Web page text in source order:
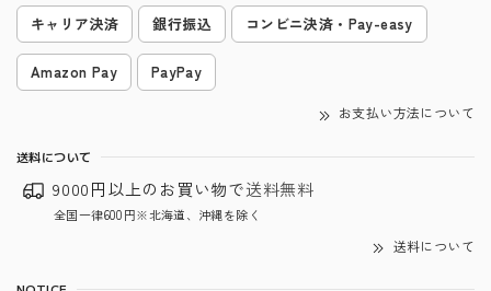
キャリア決済 銀行振込 コンビニ決済・Pay-easy
Amazon Pay PayPay
お支払い方法について
送料について
9000円以上のお買い物で送料無料
全国一律600円※北海道、沖縄を除く
送料について